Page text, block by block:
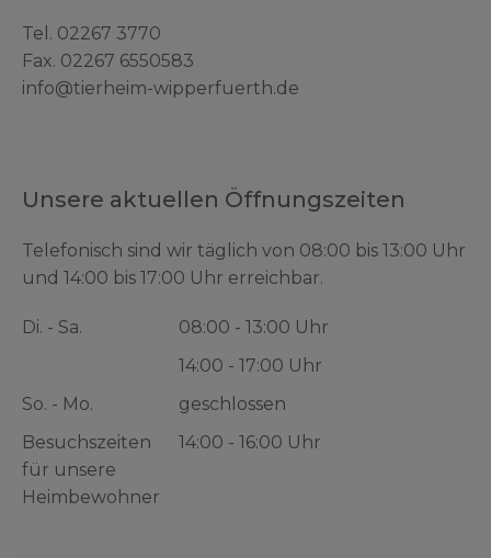
Tel. 02267 3770
Fax. 02267 6550583
info@tierheim-wipperfuerth.de
Unsere aktuellen Öffnungszeiten
Telefonisch sind wir täglich von 08:00 bis 13:00 Uhr
und 14:00 bis 17:00 Uhr erreichbar.
Di. - Sa.
08:00 - 13:00 Uhr
14:00 - 17:00 Uhr
So. - Mo.
geschlossen
Besuchszeiten
für unsere
Heimbewohner
14:00 - 16:00 Uhr